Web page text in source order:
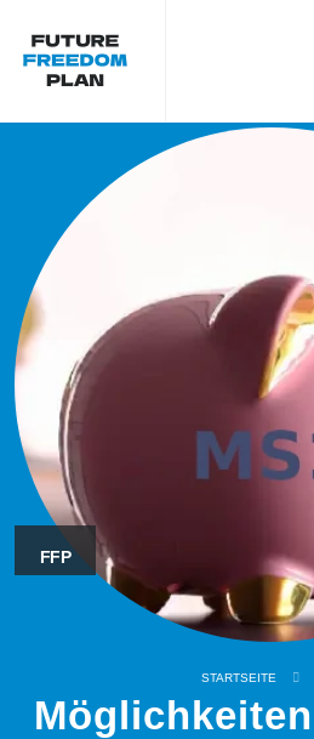
FFP
STARTSEITE